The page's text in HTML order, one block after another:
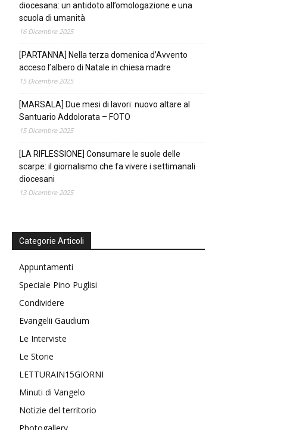
diocesana: un antidoto all’omologazione e una
scuola di umanità
16 Dicembre 2025
[PARTANNA] Nella terza domenica d’Avvento
acceso l’albero di Natale in chiesa madre
15 Dicembre 2025
[MARSALA] Due mesi di lavori: nuovo altare al
Santuario Addolorata – FOTO
15 Dicembre 2025
[LA RIFLESSIONE] Consumare le suole delle
scarpe: il giornalismo che fa vivere i settimanali
diocesani
13 Dicembre 2025
Categorie Articoli
Appuntamenti
Speciale Pino Puglisi
Condividere
Evangelii Gaudium
Le Interviste
Le Storie
LETTURAIN15GIORNI
Minuti di Vangelo
Notizie del territorio